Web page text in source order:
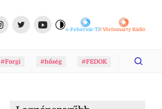
Fehérvár-TVVörösmarty Rádió
#Forgi #hőség #FEDOK